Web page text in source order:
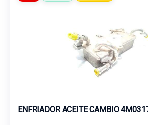
ENFRIADOR ACEITE CAMBIO